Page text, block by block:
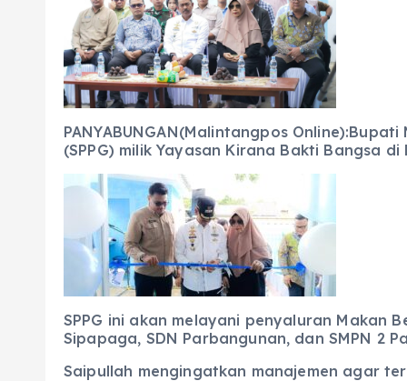
e
b
o
o
k
ts
A
p
p
g
r
a
m
e
n
g
er
l
re
PANYABUNGAN(Malintangpos
(SPPG) milik Yayasan Kirana Bakti Bangsa
SPPG ini akan melayani penyaluran Makan
Sipapaga, SDN Parbangunan, dan SMPN 2
Saipullah mengingatkan manajemen agar